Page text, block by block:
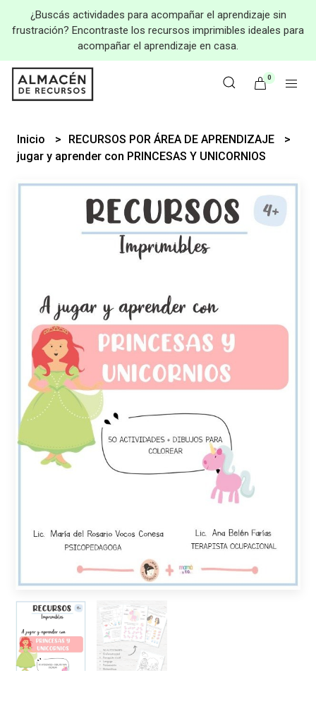
¿Buscás actividades para acompañar el aprendizaje sin
frustración? Encontraste los recursos imprimibles ideales para
acompañar el aprendizaje en casa.
0
Inicio
RECURSOS POR ÁREA DE APRENDIZAJE
jugar y aprender con PRINCESAS Y UNICORNIOS